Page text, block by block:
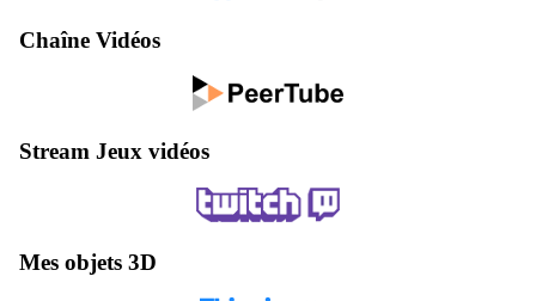
Chaîne Vidéos
Stream Jeux vidéos
Mes objets 3D